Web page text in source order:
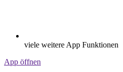
viele weitere App Funktionen
App öffnen